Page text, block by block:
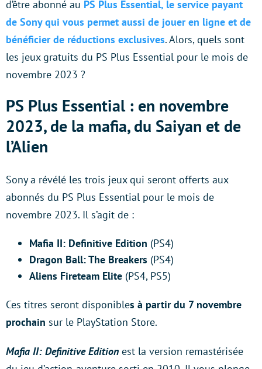
d’être abonné au PS Plus Essential, le service payant
de Sony qui vous permet aussi de jouer en ligne et de
bénéficier de réductions exclusives. Alors, quels sont
les jeux gratuits du PS Plus Essential pour le mois de
novembre 2023 ?
PS Plus Essential : en novembre
2023, de la mafia, du Saiyan et de
l’Alien
Sony a révélé les trois jeux qui seront offerts aux
abonnés du PS Plus Essential pour le mois de
novembre 2023. Il s’agit de :
Mafia II: Definitive Edition (PS4)
Dragon Ball: The Breakers (PS4)
Aliens Fireteam Elite (PS4, PS5)
Ces titres seront disponibles à partir du 7 novembre
prochain sur le PlayStation Store.
Mafia II: Definitive Edition est la version remastérisée